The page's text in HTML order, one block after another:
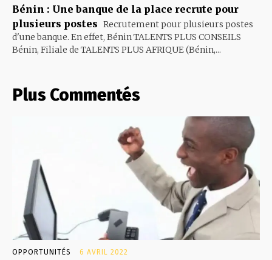
Bénin : Une banque de la place recrute pour
plusieurs postes Recrutement pour plusieurs postes
d'une banque. En effet, Bénin TALENTS PLUS CONSEILS
Bénin, Filiale de TALENTS PLUS AFRIQUE (Bénin,...
Plus Commentés
OPPORTUNITÉS 6 AVRIL 2022